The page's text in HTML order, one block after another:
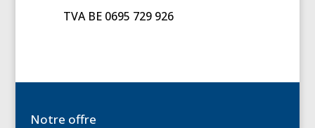
TVA BE 0695 729 926
Notre offre